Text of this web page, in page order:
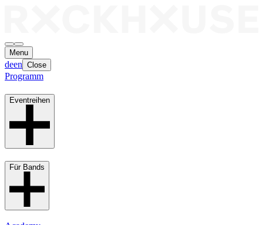
Menu
deen Close
Programm
Eventreihen
Für Bands